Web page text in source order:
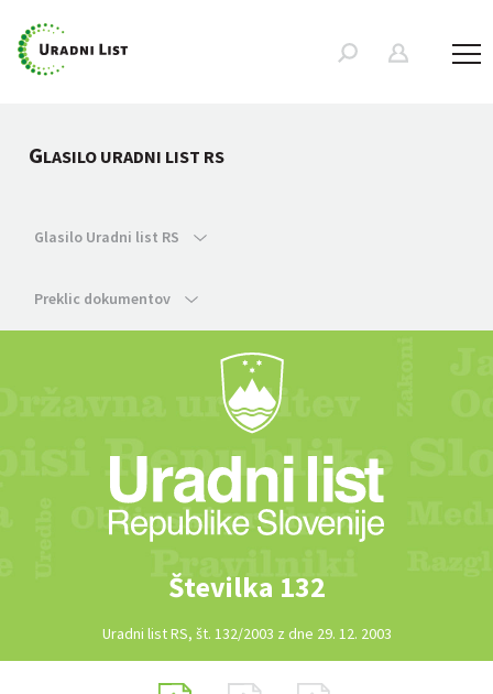
GLASILO URADNI LIST RS
Glasilo Uradni list RS
Preklic dokumentov
Številka 132
Uradni list RS, št. 132/2003 z dne 29. 12. 2003